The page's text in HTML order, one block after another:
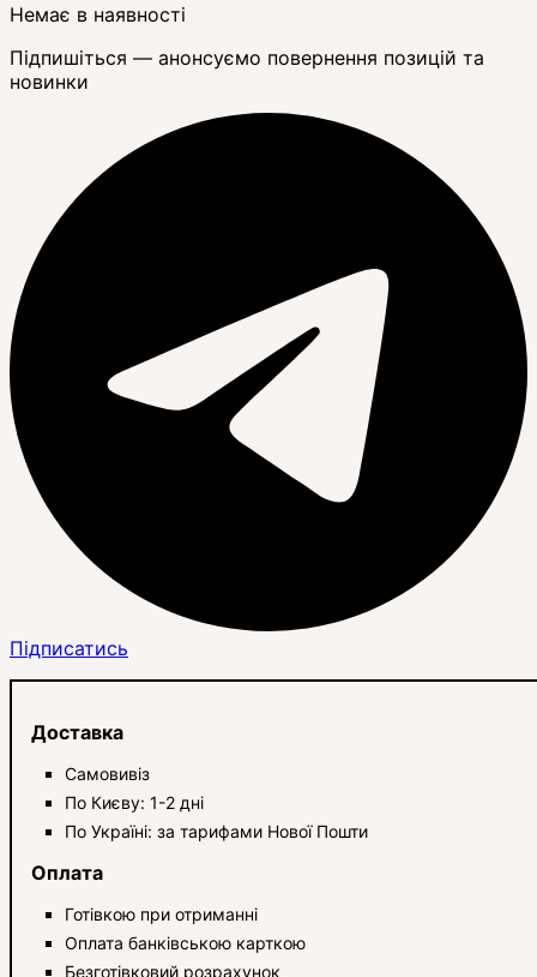
Немає в наявності
Підпишіться — анонсуємо повернення позицій та
новинки
Підписатись
Доставка
Самовивіз
По Києву: 1-2 дні
По Україні: за тарифами Нової Пошти
Оплата
Готівкою при отриманні
Оплата банківською карткою
Безготівковий розрахунок